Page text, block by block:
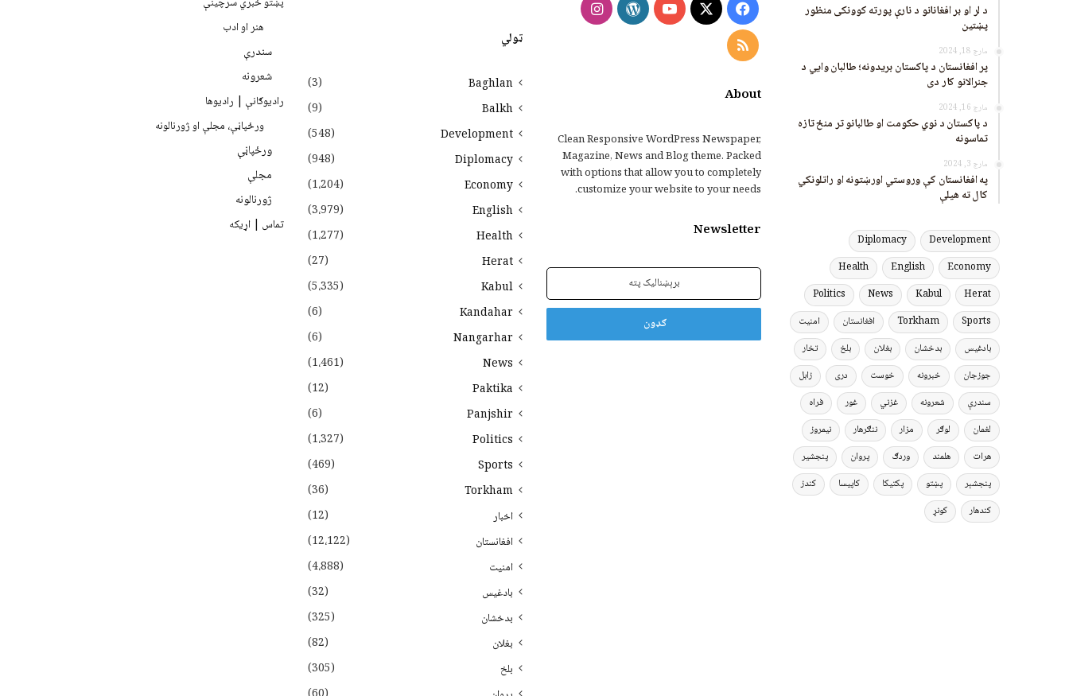
د لر او بر افغانانو د نارې پورته کوونکی منظور
پښتین
مارچ 18, 2024
پر افغانستان د پاکستان بریدونه؛ طالبان وايي د
جنرالانو کار دی
مارچ 16, 2024
د پاکستان د نوي حکومت او طالبانو تر منځ تازه
تماسونه
مارچ 3, 2024
په افغانستان کې وروستي اورښتونه او راتلونکي
کال ته هیلې
Development
Diplomacy
Economy
English
Health
Herat
Kabul
News
Politics
Sports
Torkham افغانستان
امنیت
بادغیس
بدخشان بغلان بلخ
تخار
جوزجان
خبرونه خوست دری
زابل
سندرې
شعرونه غزني غور
فراه
لغمان
لوګر مزار ننګرهار
نیمروز
هرات
هلمند وردګ پروان
پنجشیر
پنجشېر
پښتو پکتیکا کاپیسا
کندز
کندهار
کونړ
Facebook
X
YouTube
WordPress
Instagram
RSS
About
Clean Responsive WordPress Newspaper,
Magazine, News and Blog theme. Packed
with options that allow you to completely
customize your website to your needs.
Newsletter
برېښنالیک
ټولي
Baghlan
(3)
Balkh
(9)
Development
(548)
Diplomacy
(948)
Economy
(1،204)
English
(3،979)
Health
(1،277)
Herat
(27)
Kabul
(5،335)
Kandahar
(6)
Nangarhar
(6)
News
(1،461)
Paktika
(12)
Panjshir
(6)
Politics
(1،327)
Sports
(469)
Torkham
(36)
اخبار
(12)
افغانستان
(12،122)
امنیت
(4،888)
بادغیس
(32)
بدخشان
(325)
بغلان
(82)
بلخ
(305)
هنر او ادب
سندرې
شعرونه
رادیوګانې | رادیوها
ورځپاڼې، مجلې او ژورنالونه
ورځپاڼې
مجلې
ژورنالونه
تماس | اړیکه